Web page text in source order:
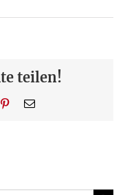
teilen!
Pinterest
E-